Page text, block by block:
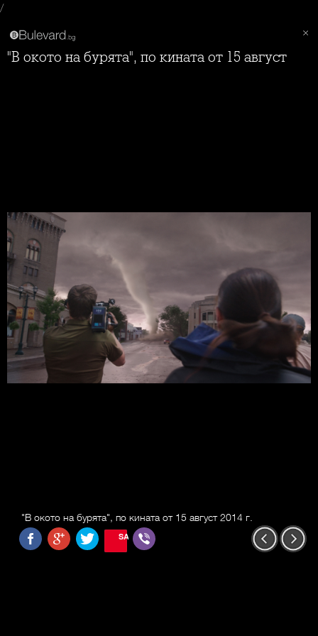
/
"В окото на бурята", по кината от 15 август
"В окото на бурята", по кината от 15 август 2014 г.
SAVE